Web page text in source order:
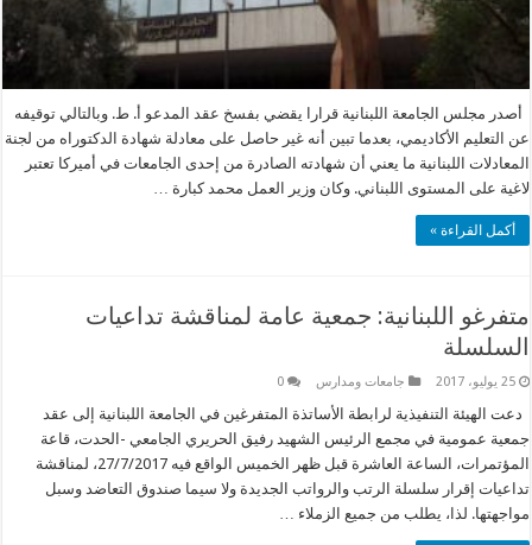
أصدر مجلس الجامعة اللبنانية قرارا يقضي بفسخ عقد المدعو أ. ط. وبالتالي توقيفه
عن التعليم الأكاديمي، بعدما تبين أنه غير حاصل على معادلة شهادة الدكتوراه من لجنة
المعادلات اللبنانية ما يعني أن شهادته الصادرة من إحدى الجامعات في أميركا تعتبر
لاغية على المستوى اللبناني. وكان وزير العمل محمد كبارة …
أكمل القراءة »
متفرغو اللبنانية: جمعية عامة لمناقشة تداعيات
السلسلة
25 يوليو، 2017 جامعات ومدارس 0
دعت الهيئة التنفيذية لرابطة الأساتذة المتفرغين في الجامعة اللبنانية إلى عقد
جمعية عمومية في مجمع الرئيس الشهيد رفيق الحريري الجامعي -الحدت، قاعة
المؤتمرات، الساعة العاشرة قبل ظهر الخميس الواقع فيه 27/7/2017، لمناقشة
تداعيات إقرار سلسلة الرتب والرواتب الجديدة ولا سيما صندوق التعاضد وسبل
مواجهتها. لذا، يطلب من جميع الزملاء …